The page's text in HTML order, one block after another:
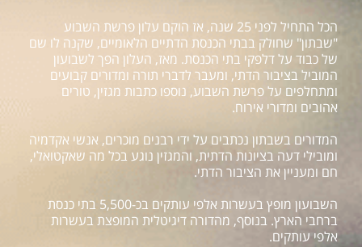
הכל התחיל לפני 25 שנה, אז הוקם עלון פרשת השבוע
"שבתון" שחולק בבתי הכנסת הדתיים הלאומיים, שקנה לו שם
של כבוד על דלפקי בתי הכנסת. מאז, העלון הפך לשבועון
המוביל בציבור הדתי, ומעבר לדברי תורה ומדורים קבועים
ומתחלפים על פרשת השבוע, נוספו כתבות מגזין, טורים
אהובים ומדורי אירוח.
המדורים בשבתון נכתבים על ידי רבנים מוכרים, אנשי אקדמיה
ומובילי דעה בציונות הדתית, והמגזין נוגע בכל מה שאקטואלי,
חם ומעניין את הציבור הדתי.
השבועון מופץ בעשרות אלפי עותקים בכ-5,500 בתי כנסת
ברחבי הארץ. בנוסף, מהדורה דיגיטלית המופצת בעשרות
אלפי עותקים.